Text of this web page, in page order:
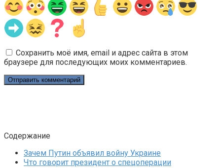
Сохранить моё имя, email и адрес сайта в этом
браузере для последующих моих комментариев.
Содержание
Зачем Путин объявил войну Украине
Что говорит президент о спецоперации